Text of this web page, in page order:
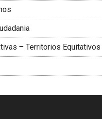
– Territorios Equitativos